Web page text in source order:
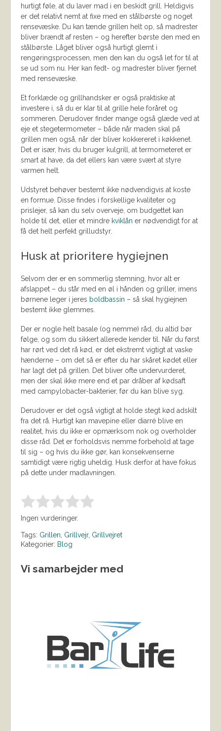
hurtigt føle, at du laver mad i en beskidt grill. Heldigvis
er det relativt nemt at fixe med en stålbørste og noget
rensevæske. Du kan tænde grillen helt op, så madrester
bliver brændt af resten – og herefter børste den med en
stålbørste. Låget bliver også hurtigt glemt i
rengøringsprocessen, men den kan du også let for til at
se ud som nu. Her kan fedt- og madrester bliver fjernet
med rensevæske.
Et forklæde og grillhandsker er også praktiske at
investere i, så du er klar til at grille hele foråret og
sommeren. Derudover finder mange også glæde ved at
eje et stegetermometer – både når maden skal på
grillen men også, når der bliver kokkereret i køkkenet.
Det er især, hvis du bruger kulgrill, at termometeret er
smart at have, da det ellers kan være svært at styre
varmen helt.
Udstyret behøver bestemt ikke nødvendigvis at koste
en formue. Disse findes i forskellige kvaliteter og
prislejer, så kan du selv overveje, om budgettet kan
holde til det, eller et mindre kviklån er nødvendigt for at
få det helt perfekt grilludstyr.
Husk at prioritere hygiejnen
Selvom der er en sommerlig stemning, hvor alt er
afslappet – du står med en øl i hånden og griller, imens
børnene leger i jeres boldbassin – så skal hygiejnen
bestemt ikke glemmes.
Der er nogle helt basale (og nemme) råd, du altid bør
følge, og som du sikkert allerede kender til. Når du først
har rørt ved det rå kød, er det ekstremt vigtigt at vaske
hænderne – om det så er efter du har skåret kødet eller
har lagt det på grillen. Det bliver ofte undervurderet,
men der skal ikke mere end et par dråber af kødsaft
med campylobacter-bakterier, før du kan blive syg.
Derudover er det også vigtigt at holde stegt kød adskilt
fra det rå. Hurtigt kan mavepine eller diarré blive en
realitet, hvis du ikke er opmærksom nok og overholder
disse råd. Det er forholdsvis nemme forbehold at tage
til sig – og hvis du ikke gør, kan konsekvenserne
samtidigt være rigtig uheldig. Husk derfor at have fokus
på dette under madlavningen.
Bedøm denne vare: 1.00
Ingen vurderinger.
Tags: Grillen Grillvejr, Grillvejret
Kategorier: Blog
Vi samarbejder med